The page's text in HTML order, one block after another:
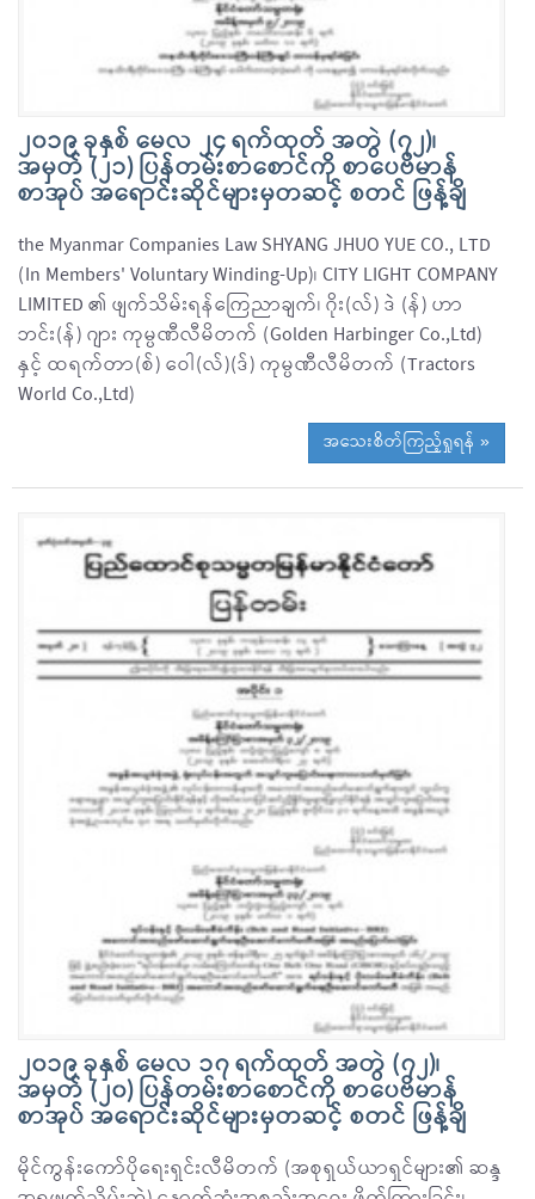
၂၀၁၉ ခုနှစ် မေလ ၂၄ ရက်ထုတ် အတွဲ (၇၂)၊
အမှတ် (၂၁) ပြန်တမ်းစာစောင်ကို စာပေဗိမာန်
စာအုပ် အရောင်းဆိုင်များမှတဆင့် စတင် ဖြန့်ချိ
the Myanmar Companies Law SHYANG JHUO YUE CO., LTD
(In Members' Voluntary Winding-Up)၊ CITY LIGHT COMPANY
LIMITED ၏ ဖျက်သိမ်းရန်ကြေညာချက်၊ ဂိုး(လ်) ဒဲ (န်) ဟာ
ဘင်း(န်) ဂျား ကုမ္ပဏီလီမိတက် (Golden Harbinger Co.,Ltd)
နှင့် ထရက်တာ(စ်) ဝေါ(လ်)(ဒ်) ကုမ္ပဏီလီမိတက် (Tractors
World Co.,Ltd)
အသေးစိတ်ကြည့်ရှုရန် »
၂၀၁၉ ခုနှစ် မေလ ၁၇ ရက်ထုတ် အတွဲ (၇၂)၊
အမှတ် (၂၀) ပြန်တမ်းစာစောင်ကို စာပေဗိမာန်
စာအုပ် အရောင်းဆိုင်များမှတဆင့် စတင် ဖြန့်ချိ
မိုင်ကွန်းကော်ပိုရေးရှင်းလီမိတက် (အစုရှယ်ယာရှင်များ၏ ဆန္ဒ